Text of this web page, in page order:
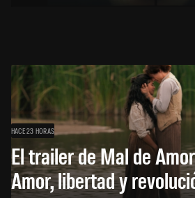
HACE 23 HORAS
El trailer de Mal de
Amor, libertad y